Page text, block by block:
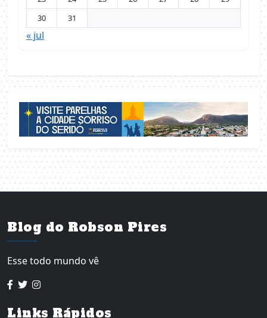
30
31
« jul
Blog do Robson Pires
Esse todo mundo vê
Links Rápidos